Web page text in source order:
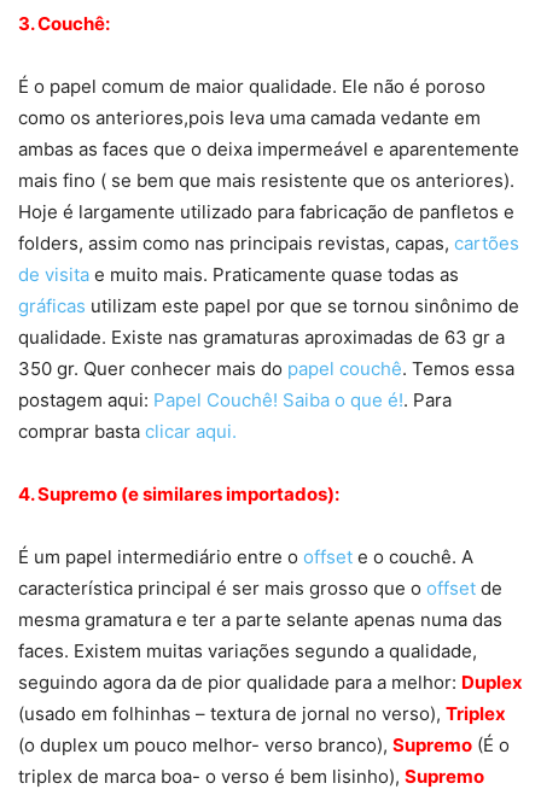
3. Couchê:
É o papel comum de maior qualidade. Ele não é poroso
como os anteriores,pois leva uma camada vedante em
ambas as faces que o deixa impermeável e aparentemente
mais fino ( se bem que mais resistente que os anteriores).
Hoje é largamente utilizado para fabricação de panfletos e
folders, assim como nas principais revistas, capas, cartões
de visita e muito mais. Praticamente quase todas as
gráficas utilizam este papel por que se tornou sinônimo de
qualidade. Existe nas gramaturas aproximadas de 63 gr a
350 gr. Quer conhecer mais do papel couchê. Temos essa
postagem aqui: Papel Couchê! Saiba o que é!. Para
comprar basta clicar aqui.
4. Supremo (e similares importados):
É um papel intermediário entre o offset e o couchê. A
característica principal é ser mais grosso que o offset de
mesma gramatura e ter a parte selante apenas numa das
faces. Existem muitas variações segundo a qualidade,
seguindo agora da de pior qualidade para a melhor: Duplex
(usado em folhinhas – textura de jornal no verso), Triplex
(o duplex um pouco melhor- verso branco), Supremo (É o
triplex de marca boa- o verso é bem lisinho), Supremo